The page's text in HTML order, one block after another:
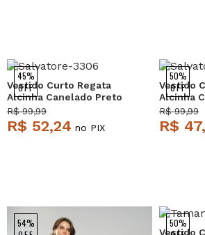
45%
OFF
Vestido Curto Regata
Alcinha Canelado Preto
Salvatore
R$ 99,99
R$ 52,24 no PIX
50%
OFF
Vestido
Alcinha
Salvatore
R$ 99,99
R$
54%
50%
Vestido